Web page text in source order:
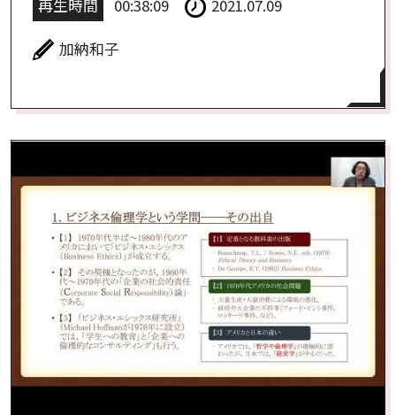
再生時間 00:38:09 2021.07.09
加納和子